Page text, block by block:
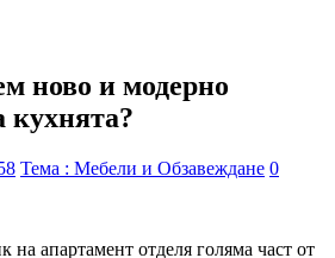
ново и модерно
кухнята?
Тема : Мебели и Обзавеждане 0
на апартамент отделя голяма част от